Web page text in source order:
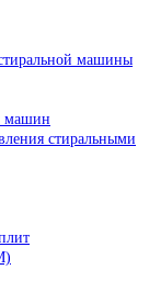
машины
машин
стиральными